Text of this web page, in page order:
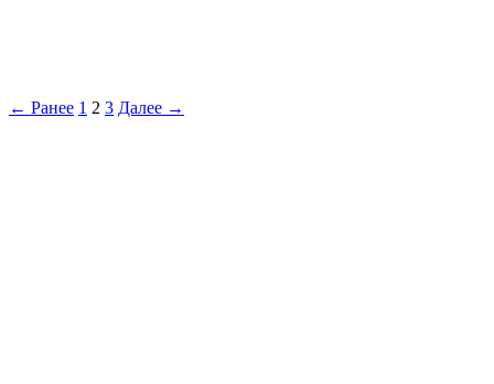
← Ранее 1 2 3 Далее →